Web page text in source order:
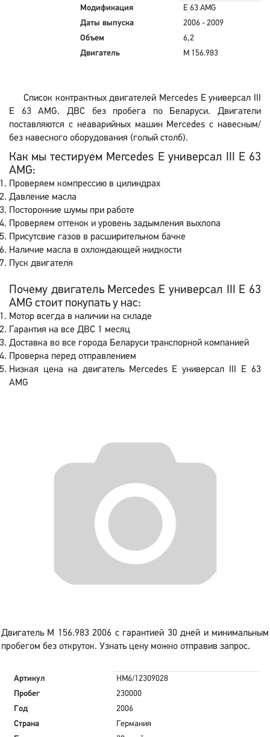
Модификация
E 63 AMG
Даты выпуска
2006 - 2009
Объем
6,2
Двигатель
M 156.983
Список контрактных двигателей Mercedes E универсал III
E 63 AMG. ДВС без пробега по Беларуси. Двигатели
поставляются с неаварийных машин Mercedes с навесным/
без навесного оборудования (голый столб).
Как мы тестируем Mercedes E универсал III E 63
AMG:
Проверяем компрессию в цилиндрах
Давление масла
Посторонние шумы при работе
Проверяем оттенок и уровень задымления выхлопа
Присутсвие газов в расширительном бачке
Наличие масла в охлождающей жидкости
Пуск двигателя
Почему двигатель Mercedes E универсал III E 63
AMG стоит покупать у нас:
Мотор всегда в наличии на складе
Гарантия на все ДВС 1 месяц
Доставка во все города Беларуси транспорной компанией
Проверка перед отправлением
Низкая цена на двигатель Mercedes E универсал III E 63
AMG
Двигатель M 156.983 2006 с гарантией 30 дней и минимальным
пробегом без откруток. Узнать цену можно отправив запрос.
Артикул
HM6/12309028
Пробег
230000
Год
2006
Страна
Германия